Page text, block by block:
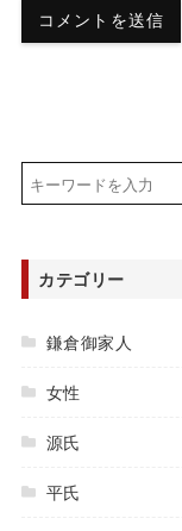
カテゴリー
鎌倉御家人
女性
源氏
平氏